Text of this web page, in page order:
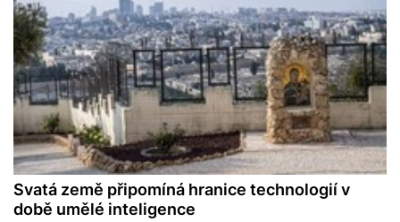
Svatá země připomíná hranice technologií v
době umělé inteligence